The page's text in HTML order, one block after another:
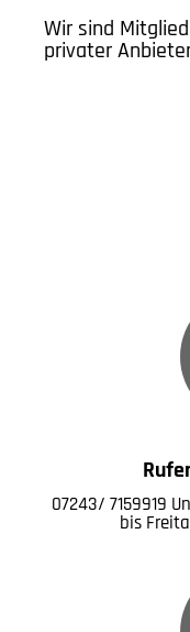
Wir sind
privater
07243/ 7159919
bis